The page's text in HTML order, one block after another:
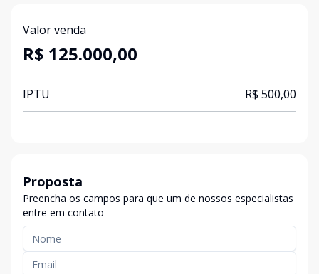
Valor venda
R$ 125.000,00
IPTU R$ 500,00
Proposta
Preencha os campos para que um de nossos especialistas
entre em contato